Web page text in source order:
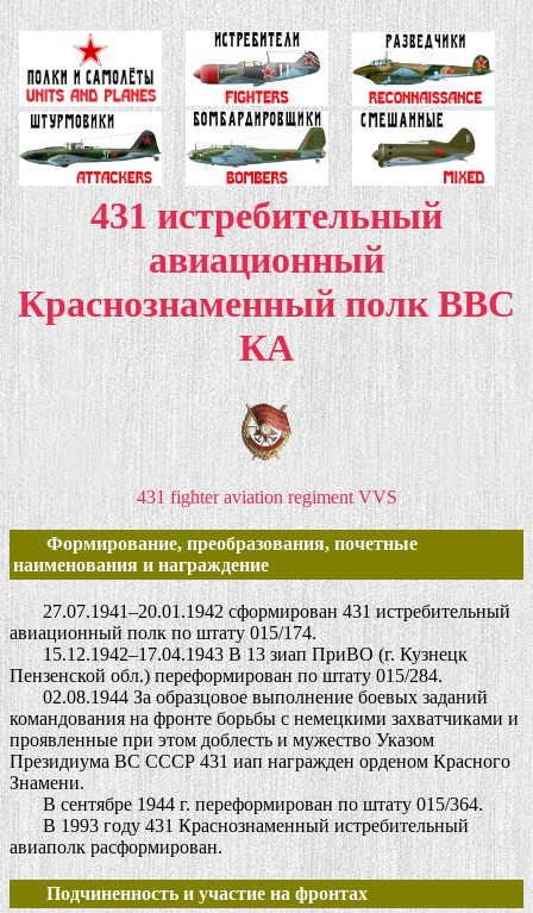
431 истребительный
авиационный
Краснознаменный полк ВВС
КА
431 fighter aviation regiment VVS
Формирование, преобразования, почетные
наименования и награждение
27.07.1941–20.01.1942 сформирован 431 истребительный
авиационный полк по штату 015/174.
15.12.1942–17.04.1943 В 13 зиап ПриВО (г. Кузнецк
Пензенской обл.) переформирован по штату 015/284.
02.08.1944 За образцовое выполнение боевых заданий
командования на фронте борьбы с немецкими захватчиками и
проявленные при этом доблесть и мужество Указом
Президиума ВС СССР 431 иап награжден орденом Красного
Знамени.
В сентябре 1944 г. переформирован по штату 015/364.
В 1993 году 431 Краснознаменный истребительный
авиаполк расформирован.
Подчиненность и участие на фронтах